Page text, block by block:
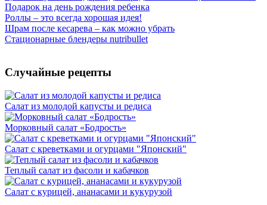
Подарок на день рождения ребенка
Роллы – это всегда хорошая идея!
Шрам после кесарева – как можно убрать
Стационарные блендеры nutribullet
Случайные рецепты
Салат из молодой капусты и редиса
Морковный салат «Бодрость»
Салат с креветками и огурцами "Японский"
Теплый салат из фасоли и кабачков
Салат с курицей, ананасами и кукурузой